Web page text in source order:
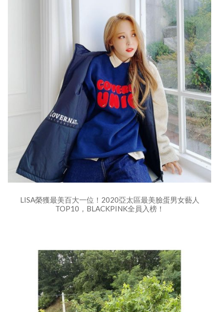
LISA榮獲最美百大一位！2020亞太區最美臉蛋男女藝人
TOP10，BLACKPINK全員入榜！